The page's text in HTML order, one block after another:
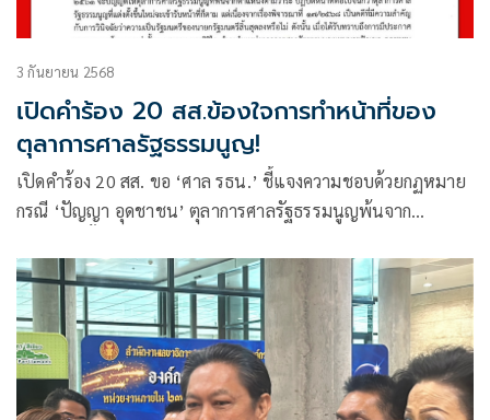
3 กันยายน 2568
เปิดคำร้อง 20 สส.ข้องใจการทำหน้าที่ของ
ตุลาการศาลรัฐธรรมนูญ!
เปิดคำร้อง 20 สส. ขอ ‘ศาล รธน.’ ชี้แจงความชอบด้วยกฏหมาย
กรณี ‘ปัญญา อุดชาชน’ ตุลาการศาลรัฐธรรมนูญพ้นจาก
ชี้ขาดคดีคลิปอังเคิลหรือไม่